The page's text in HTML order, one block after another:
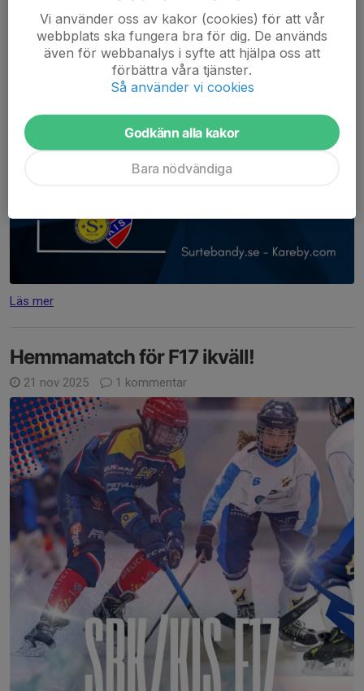
Läs mer
Hemmamatch för F17 ikväll!
21 nov 2025 1 kommentar
Vi använder oss av kakor (cookies) för att vår
webbplats ska fungera bra för dig. De används
även för webbanalys i syfte att hjälpa oss att
förbättra våra tjänster.
Så använder vi cookies
Godkänn alla kakor
Bara nödvändiga